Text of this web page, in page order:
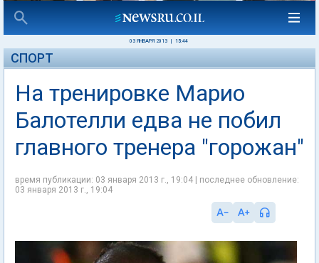
03 ЯНВАРЯ 2013 15:44
СПОРТ
На тренировке Марио
Балотелли едва не побил
главного тренера "горожан"
время публикации: 03 января 2013 г., 19:04 | последнее обновление:
03 января 2013 г., 19:04